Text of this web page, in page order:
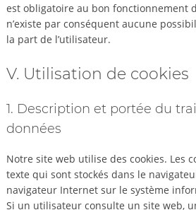
est obligatoire au bon fonctionnement
n’existe par conséquent aucune
la part de l’utilisateur.
V. Utilisation de cookies
1. Description et portée du
données
Notre site web utilise des cookies. Les
texte qui sont stockés dans le
navigateur Internet sur le système
Si un utilisateur consulte un site web,